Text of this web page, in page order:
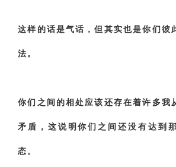
这样的话是气话，但其实也是你们彼
法。
你们之间的相处应该还存在着许多我
矛盾，这说明你们之间还没有达到
态。